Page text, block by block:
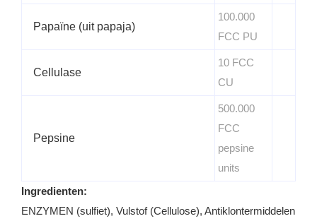
Papaïne (uit papaja)
100.000
FCC PU
Cellulase
10 FCC
CU
Pepsine
500.000
FCC
pepsine
units
Ingredienten:
ENZYMEN (sulfiet), Vulstof (Cellulose), Antiklontermiddelen